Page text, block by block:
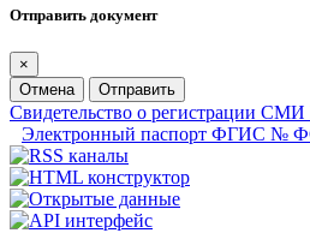
Отправить документ
×
Отмена
Отправить
Свидетельство о регистрации
Электронный паспорт ФГИС №